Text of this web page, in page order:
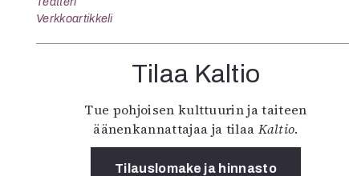
Verkkoartikkeli
Tilaa Kaltio
Tue pohjoisen kulttuurin ja taiteen
äänenkannattajaa ja tilaa Kaltio.
Tilauslomake ja hinnasto